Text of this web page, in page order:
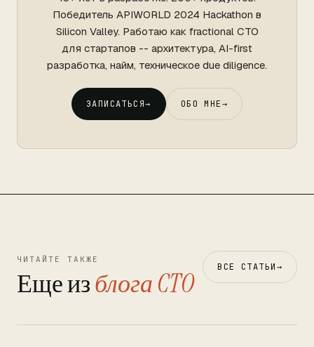
Победитель APIWORLD 2024 Hackathon в
Silicon Valley. Работаю как fractional CTO
для стартапов -- архитектура, AI-first
разработка, найм, техническое due diligence.
ЗАПИСАТЬСЯ→ ОБО МНЕ→
ЧИТАЙТЕ ТАКЖЕ
Еще изблога CTO ВСЕ СТАТЬИ→